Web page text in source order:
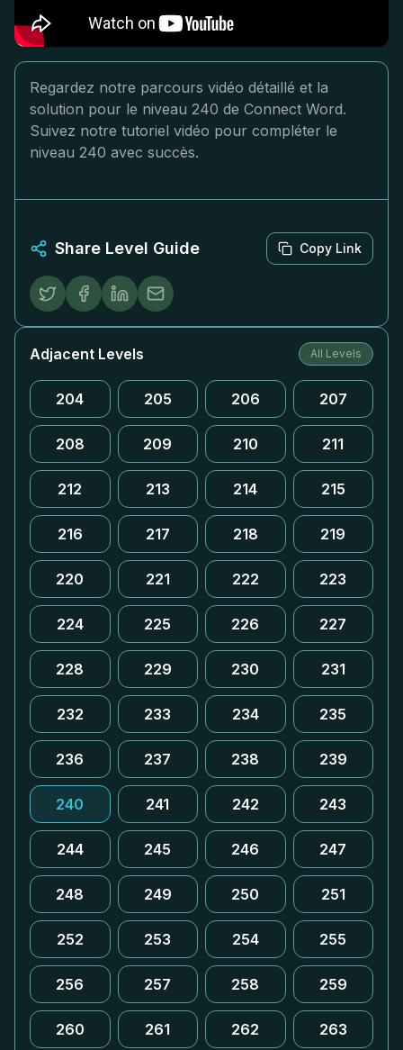
Regardez notre parcours vidéo détaillé et la
solution pour le niveau 240 de Connect Word.
Suivez notre tutoriel vidéo pour compléter le
niveau 240 avec succès.
Share Level Guide Copy Link
Adjacent Levels All Levels
204 205 206 207
208 209 210 211
212 213 214 215
216 217 218 219
220 221 222 223
224 225 226 227
228 229 230 231
232 233 234 235
236 237 238 239
240 241 242 243
244 245 246 247
248 249 250 251
252 253 254 255
256 257 258 259
260 261 262 263